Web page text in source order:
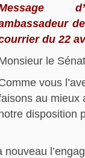
du 22
le
vous
au mieux
disposition